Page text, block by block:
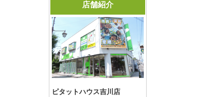
店舗紹介
ピタットハウス吉川店